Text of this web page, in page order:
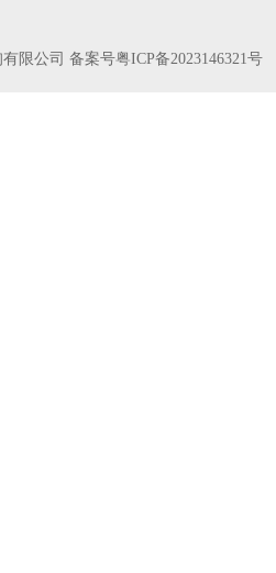
限公司 备案号粤ICP备2023146321号